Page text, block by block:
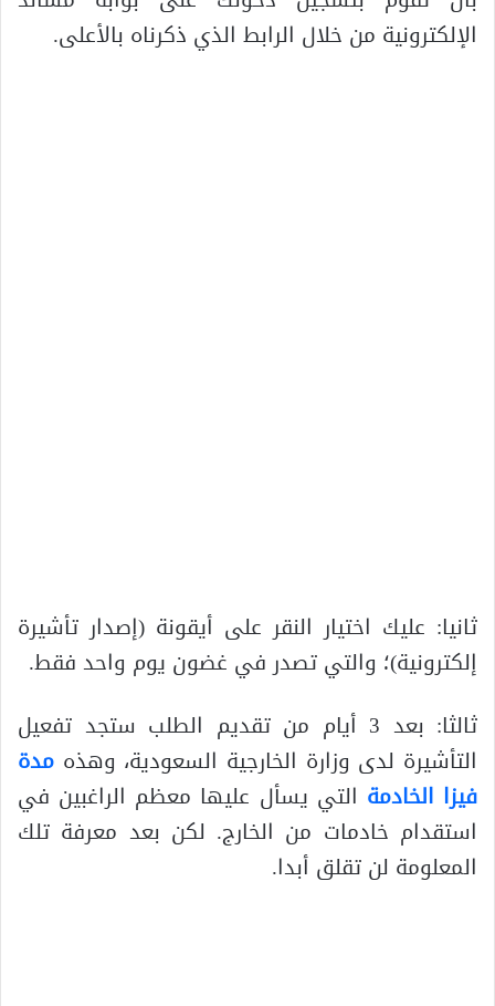
الإلكترونية من خلال الرابط الذي ذكرناه بالأعلى.
ثانيا: عليك اختيار النقر على أيقونة (إصدار تأشيرة
إلكترونية)؛ والتي تصدر في غضون يوم واحد فقط.
ثالثا: بعد 3 أيام من تقديم الطلب ستجد تفعيل
التأشيرة لدى وزارة الخارجية السعودية، وهذه مدة
فيزا الخادمة التي يسأل عليها معظم الراغبين في
استقدام خادمات من الخارج. لكن بعد معرفة تلك
المعلومة لن تقلق أبدا.